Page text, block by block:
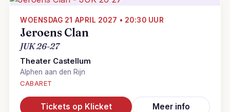
WOENSDAG 21 APRIL 2027 • 20:30 UUR
Jeroens Clan
JUK 26-27
Theater Castellum
Alphen aan den Rijn
CABARET
Tickets op Klicket Meer info